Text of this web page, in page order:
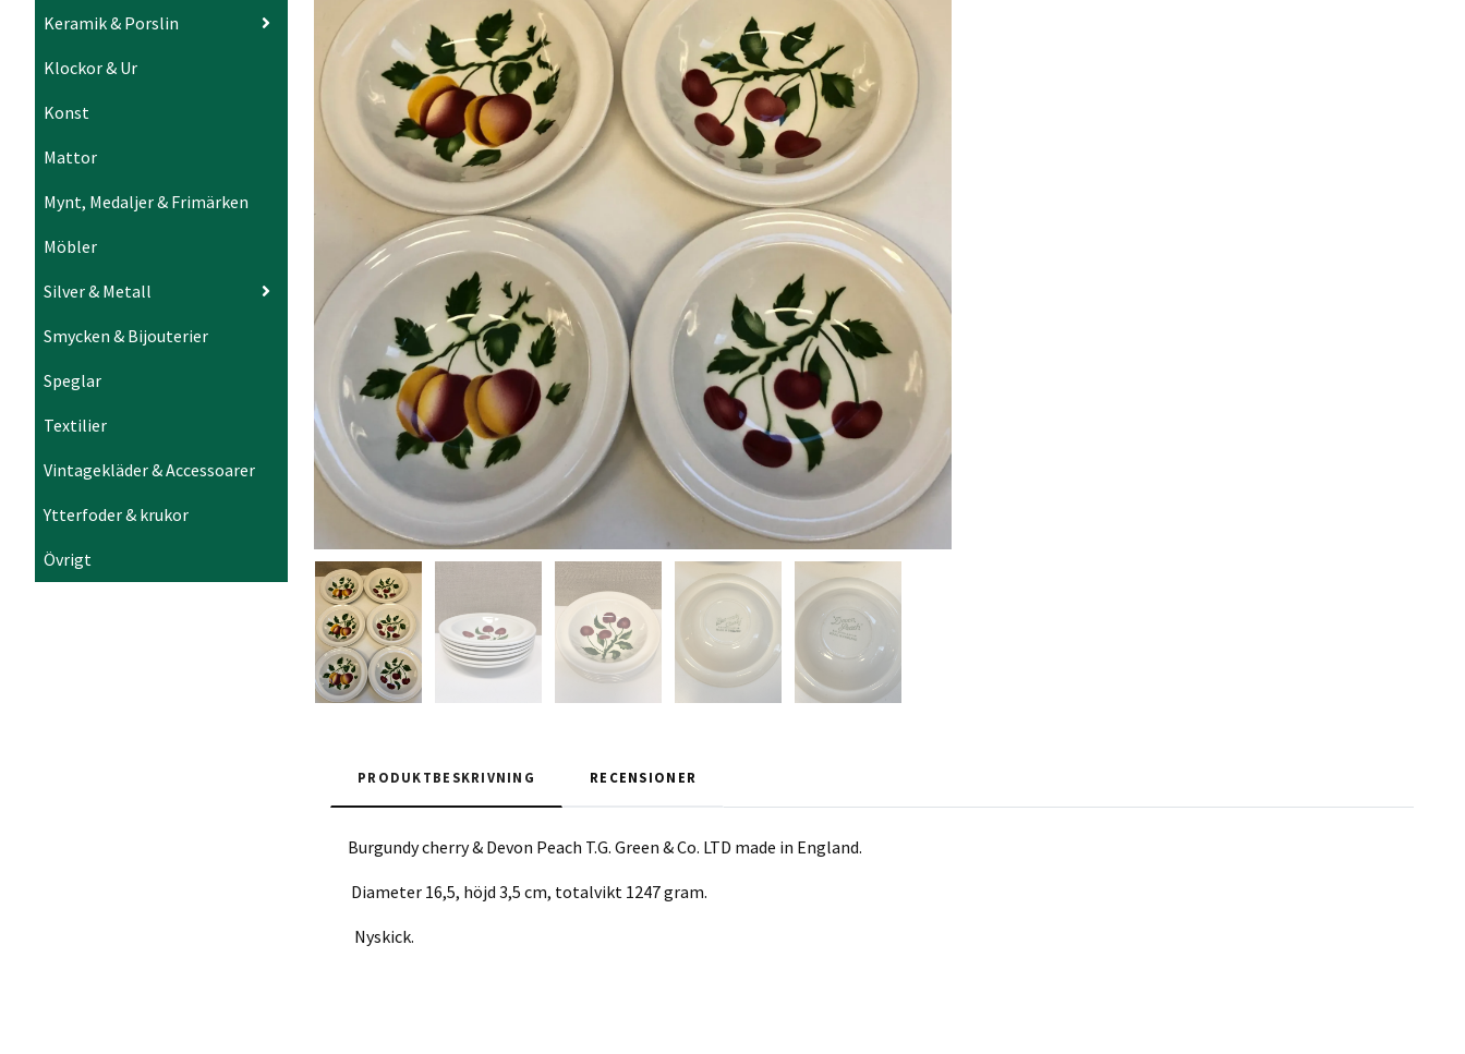
Keramik & Porslin
Klockor & Ur
Konst
Mattor
Mynt, Medaljer & Frimärken
Möbler
Silver & Metall
Smycken & Bijouterier
Speglar
Textilier
Vintagekläder & Accessoarer
Ytterfoder & krukor
Övrigt
PRODUKTBESKRIVNING RECENSIONER
Burgundy cherry & Devon Peach T.G. Green & Co. LTD made in England.
Diameter 16,5, höjd 3,5 cm, totalvikt 1247 gram.
Nyskick.